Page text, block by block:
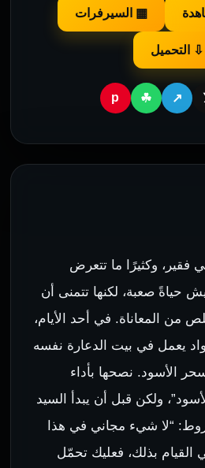
▦ السيرفرات
⇩ التحميل
↗
☘
p
وكثيرًا ما تتعرض
حياةً صعبة، لكنها تتمنى أن
من المعاناة. في أحد الأيام،
يعمل في بيت الدعارة نفسه
الأسود. نصحها بأداء
ولكن قبل أن يبدأ السيد
“لا شيء مجاني في هذا
القيام بذلك، فعليك تحمّل